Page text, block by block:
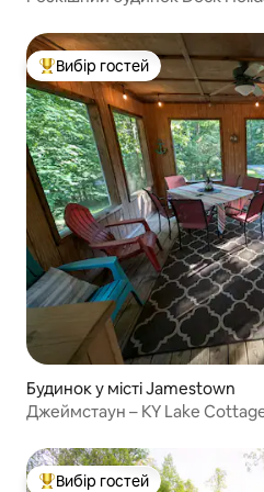
Топ вибір гостей
Вибір гостей
Будинок у місті Jamestown
Джеймстаун – KY Lake
Вибір гостей